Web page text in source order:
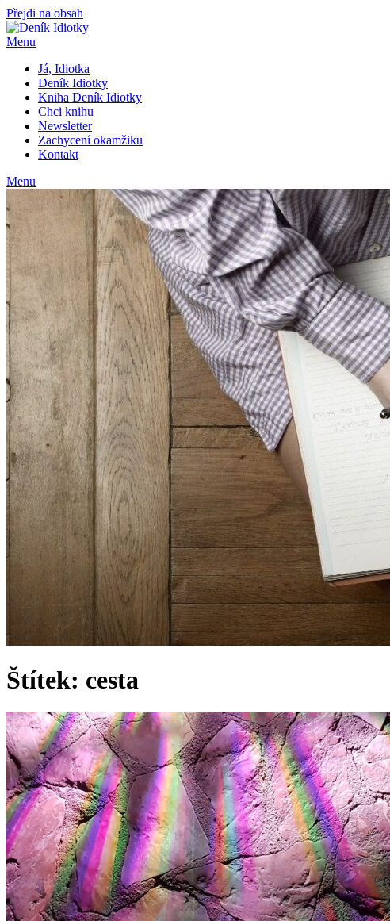
Přejdi na obsah
Menu
Já, Idiotka
Deník Idiotky
Kniha Deník Idiotky
Chci knihu
Newsletter
Zachycení okamžiku
Kontakt
Menu
Štítek: cesta